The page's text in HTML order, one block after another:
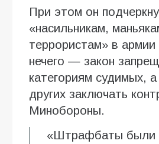
При этом он
«насильникам,
террористам» в армии
нечего — закон
категориям судимых,
других заключать
Минобороны.
«Штрафбаты были